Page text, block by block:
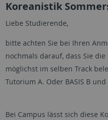
Koreanistik
Liebe Studierende,
bitte achten Sie bei Ihren
nochmals darauf, dass Sie die
möglichst im selben Track
Tutorium A. Oder BASIS B
Bei Campus lässt sich diese